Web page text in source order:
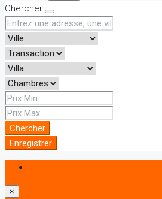
Chercher
Chercher
Enregistrer
×